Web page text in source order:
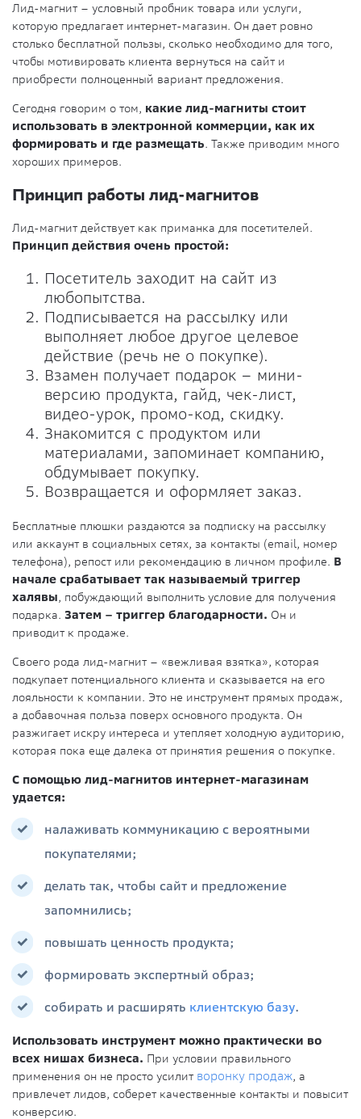
Лид-магнит – условный пробник товара или услуги,
которую предлагает интернет-магазин. Он дает ровно
столько бесплатной пользы, сколько необходимо для того,
чтобы мотивировать клиента вернуться на сайт и
приобрести полноценный вариант предложения.
Сегодня говорим о том, какие лид-магниты стоит
использовать в электронной коммерции, как их
формировать и где размещать. Также приводим много
хороших примеров.
Принцип работы лид-магнитов
Лид-магнит действует как приманка для посетителей.
Принцип действия очень простой:
Посетитель заходит на сайт из
любопытства.
Подписывается на рассылку или
выполняет любое другое целевое
действие (речь не о покупке).
Взамен получает подарок – мини-
версию продукта, гайд, чек-лист,
видео-урок, промо-код, скидку.
Знакомится с продуктом или
материалами, запоминает компанию,
обдумывает покупку.
Возвращается и оформляет заказ.
Бесплатные плюшки раздаются за подписку на рассылку
или аккаунт в социальных сетях, за контакты (еmail, номер
телефона), репост или рекомендацию в личном профиле. В
начале срабатывает так называемый триггер
халявы, побуждающий выполнить условие для получения
подарка. Затем – триггер благодарности. Он и
приводит к продаже.
Своего рода лид-магнит – «вежливая взятка», которая
подкупает потенциального клиента и сказывается на его
лояльности к компании. Это не инструмент прямых продаж,
а добавочная польза поверх основного продукта. Он
разжигает искру интереса и утепляет холодную аудиторию,
которая пока еще далека от принятия решения о покупке.
С помощью лид-магнитов интернет-магазинам
удается:
налаживать коммуникацию с вероятными
покупателями;
делать так, чтобы сайт и предложение
запомнились;
повышать ценность продукта;
формировать экспертный образ;
собирать и расширять клиентскую базу.
Использовать инструмент можно практически во
всех нишах бизнеса. При условии правильного
применения он не просто усилит воронку продаж, а
привлечет лидов, соберет качественные контакты и повысит
конверсию.